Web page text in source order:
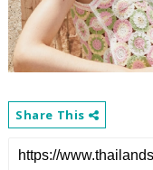
Share This